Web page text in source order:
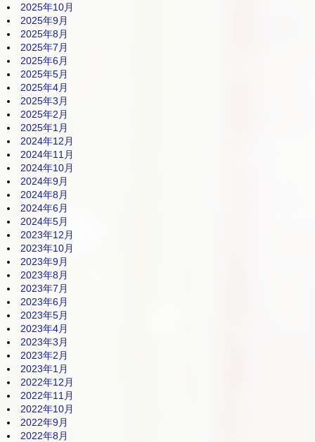
2025年10月
2025年9月
2025年8月
2025年7月
2025年6月
2025年5月
2025年4月
2025年3月
2025年2月
2025年1月
2024年12月
2024年11月
2024年10月
2024年9月
2024年8月
2024年6月
2024年5月
2023年12月
2023年10月
2023年9月
2023年8月
2023年7月
2023年6月
2023年5月
2023年4月
2023年3月
2023年2月
2023年1月
2022年12月
2022年11月
2022年10月
2022年9月
2022年8月